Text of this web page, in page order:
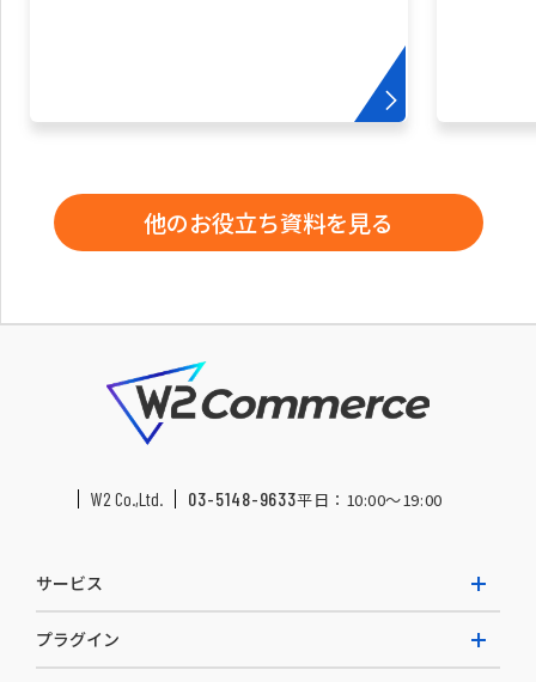
他のお役立ち資料を見る
W2 Co.,Ltd. 03-5148-9633平日：10:00〜19:00
サービス
プラグイン